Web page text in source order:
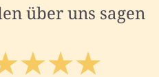
über uns sagen